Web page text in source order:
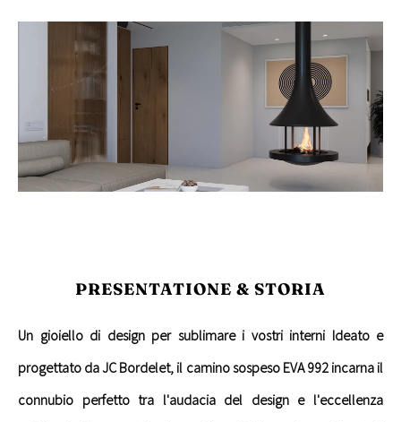
PRESENTATIONE & STORIA
Un gioiello di design per sublimare i vostri interni Ideato e
progettato da JC Bordelet, il camino sospeso EVA 992 incarna il
connubio perfetto tra l'audacia del design e l'eccellenza